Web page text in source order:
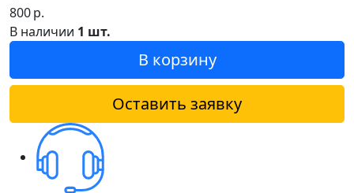
800р.
В наличии 1 шт.
В корзину
Оставить заявку